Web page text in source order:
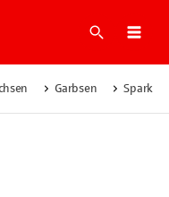
Suche
Garbsen